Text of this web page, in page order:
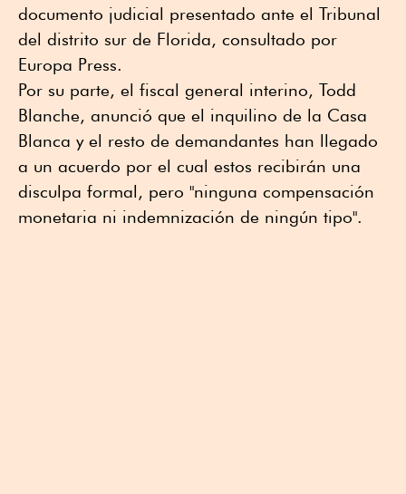
documento judicial presentado ante el Tribunal
del distrito sur de Florida, consultado por
Europa Press.
Por su parte, el fiscal general interino, Todd
Blanche, anunció que el inquilino de la Casa
Blanca y el resto de demandantes han llegado
a un acuerdo por el cual estos recibirán una
disculpa formal, pero "ninguna compensación
monetaria ni indemnización de ningún tipo".